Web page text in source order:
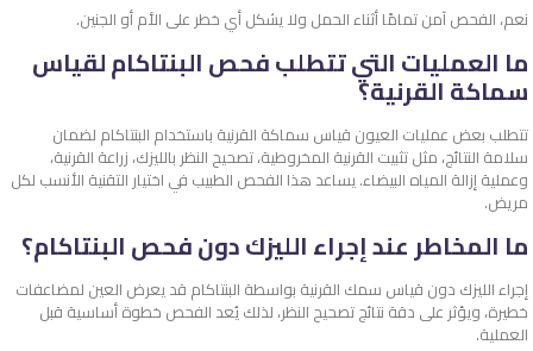
نعم، الفحص آمن تمامًا أثناء الحمل ولا يشكل أي خطر على الأم أو الجنين.
ما العمليات التي تتطلب فحص البنتاكام لقياس
سماكة القرنية؟
تتطلب بعض عمليات العيون قياس سماكة القرنية باستخدام البنتاكام لضمان
سلامة النتائج، مثل تثبيت القرنية المخروطية، تصحيح النظر بالليزك، زراعة القرنية،
وعملية إزالة المياه البيضاء. يساعد هذا الفحص الطبيب في اختيار التقنية الأنسب لكل
مريض.
ما المخاطر عند إجراء الليزك دون فحص البنتاكام؟
إجراء الليزك دون قياس سمك القرنية بواسطة البنتاكام قد يعرض العين لمضاعفات
خطيرة، ويؤثر على دقة نتائج تصحيح النظر، لذلك يُعد الفحص خطوة أساسية قبل
العملية.